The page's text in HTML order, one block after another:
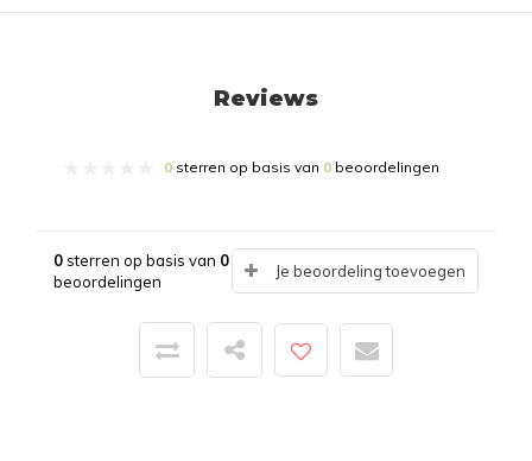
Reviews
0 sterren op basis van 0 beoordelingen
0sterren op basis van 0
beoordelingen
Je beoordeling toevoegen